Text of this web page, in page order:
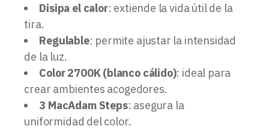
Disipa el calor: extiende la vida útil de la
tira.
Regulable: permite ajustar la intensidad
de la luz.
Color 2700K (blanco cálido): ideal para
crear ambientes acogedores.
3 MacAdam Steps: asegura la
uniformidad del color.